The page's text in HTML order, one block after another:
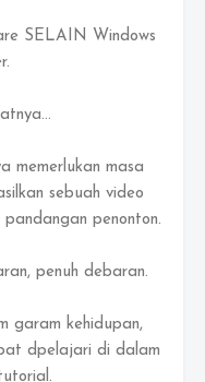
SELAIN Windows
memerlukan masa
sebuah video
penonton.
penuh debaran.
garam kehidupan,
dpelajari di dalam